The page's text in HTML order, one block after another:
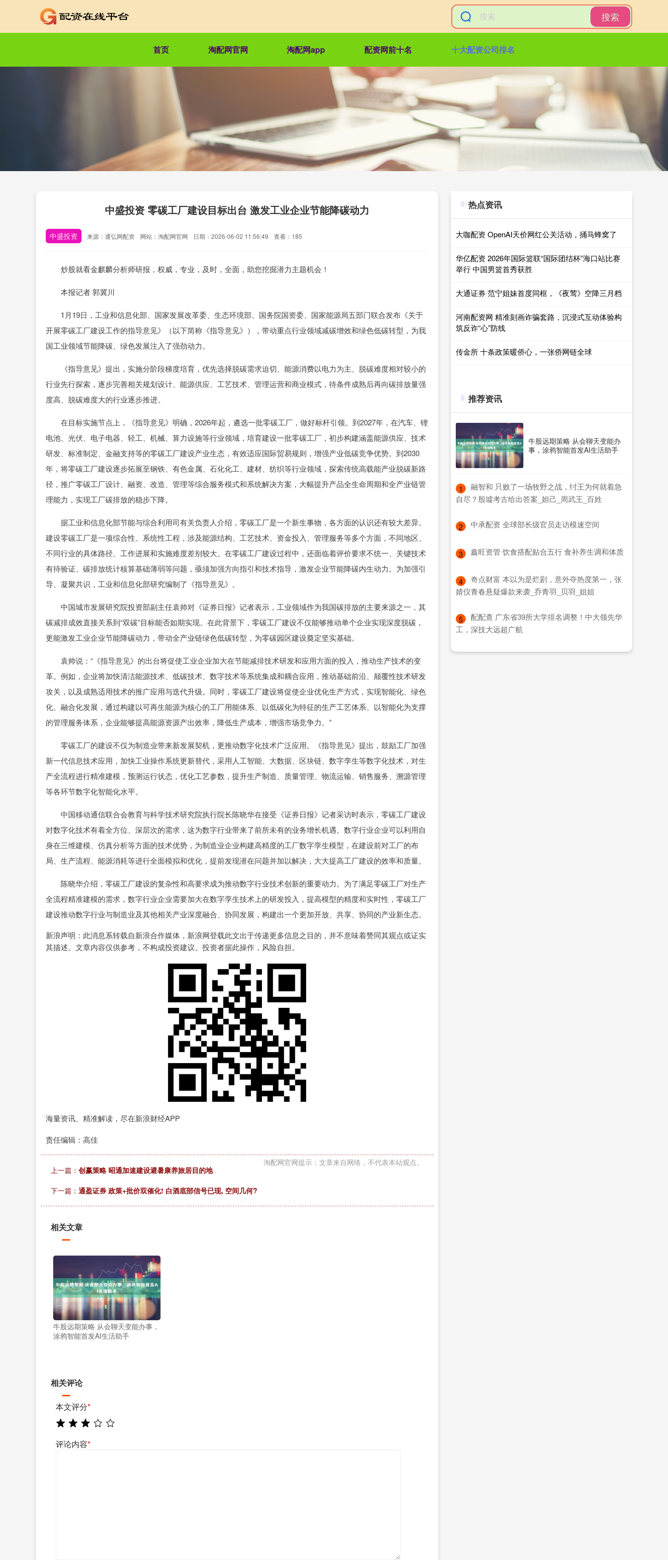
搜索
首页 淘配网官网 淘配网app 配资网前十名 十大配资公司排名
中盛投资 零碳工厂建设目标出台 激发工业企业节能降碳动力
中盛投资 来源：通弘网配资 网站：淘配网官网 日期：2026-06-02 11:56:49 查看：185
炒股就看金麒麟分析师研报，权威，专业，及时，全面，助您挖掘潜力主题机会！
本报记者 郭冀川
1月19日，工业和信息化部、国家发展改革委、生态环境部、国务院国资委、国家能源局五部门联合发布《关于
开展零碳工厂建设工作的指导意见》（以下简称《指导意见》），带动重点行业领域减碳增效和绿色低碳转型，为我
国工业领域节能降碳、绿色发展注入了强劲动力。
《指导意见》提出，实施分阶段梯度培育，优先选择脱碳需求迫切、能源消费以电力为主、脱碳难度相对较小的
行业先行探索，逐步完善相关规划设计、能源供应、工艺技术、管理运营和商业模式，待条件成熟后再向碳排放量强
度高、脱碳难度大的行业逐步推进。
在目标实施节点上，《指导意见》明确，2026年起，遴选一批零碳工厂，做好标杆引领。到2027年，在汽车、锂
电池、光伏、电子电器、轻工、机械、算力设施等行业领域，培育建设一批零碳工厂，初步构建涵盖能源供应、技术
研发、标准制定、金融支持等的零碳工厂建设产业生态，有效适应国际贸易规则，增强产业低碳竞争优势。到2030
年，将零碳工厂建设逐步拓展至钢铁、有色金属、石化化工、建材、纺织等行业领域，探索传统高载能产业脱碳新路
径，推广零碳工厂设计、融资、改造、管理等综合服务模式和系统解决方案，大幅提升产品全生命周期和全产业链管
理能力，实现工厂碳排放的稳步下降。
据工业和信息化部节能与综合利用司有关负责人介绍，零碳工厂是一个新生事物，各方面的认识还有较大差异。
建设零碳工厂是一项综合性、系统性工程，涉及能源结构、工艺技术、资金投入、管理服务等多个方面，不同地区、
不同行业的具体路径、工作进展和实施难度差别较大。在零碳工厂建设过程中，还面临着评价要求不统一、关键技术
有待验证、碳排放统计核算基础薄弱等问题，亟须加强方向指引和技术指导，激发企业节能降碳内生动力。为加强引
导、凝聚共识，工业和信息化部研究编制了《指导意见》。
中国城市发展研究院投资部副主任袁帅对《证券日报》记者表示，工业领域作为我国碳排放的主要来源之一，其
碳减排成效直接关系到“双碳”目标能否如期实现。在此背景下，零碳工厂建设不仅能够推动单个企业实现深度脱碳，
更能激发工业企业节能降碳动力，带动全产业链绿色低碳转型，为零碳园区建设奠定坚实基础。
袁帅说：“《指导意见》的出台将促使工业企业加大在节能减排技术研发和应用方面的投入，推动生产技术的变
革。例如，企业将加快清洁能源技术、低碳技术、数字技术等系统集成和耦合应用，推动基础前沿、颠覆性技术研发
攻关，以及成熟适用技术的推广应用与迭代升级。同时，零碳工厂建设将促使企业优化生产方式，实现智能化、绿色
化、融合化发展，通过构建以可再生能源为核心的工厂用能体系、以低碳化为特征的生产工艺体系、以智能化为支撑
的管理服务体系，企业能够提高能源资源产出效率，降低生产成本，增强市场竞争力。”
零碳工厂的建设不仅为制造业带来新发展契机，更推动数字化技术广泛应用。《指导意见》提出，鼓励工厂加强
新一代信息技术应用，加快工业操作系统更新替代，采用人工智能、大数据、区块链、数字孪生等数字化技术，对生
产全流程进行精准建模，预测运行状态，优化工艺参数，提升生产制造、质量管理、物流运输、销售服务、溯源管理
等各环节数字化智能化水平。
中国移动通信联合会教育与科学技术研究院执行院长陈晓华在接受《证券日报》记者采访时表示，零碳工厂建设
对数字化技术有着全方位、深层次的需求，这为数字行业带来了前所未有的业务增长机遇。数字行业企业可以利用自
身在三维建模、仿真分析等方面的技术优势，为制造业企业构建高精度的工厂数字孪生模型，在建设前对工厂的布
局、生产流程、能源消耗等进行全面模拟和优化，提前发现潜在问题并加以解决，大大提高工厂建设的效率和质量。
陈晓华介绍，零碳工厂建设的复杂性和高要求成为推动数字行业技术创新的重要动力。为了满足零碳工厂对生产
全流程精准建模的需求，数字行业企业需要加大在数字孪生技术上的研发投入，提高模型的精度和实时性，零碳工厂
建设推动数字行业与制造业及其他相关产业深度融合、协同发展，构建出一个更加开放、共享、协同的产业新生态。
新浪声明：此消息系转载自新浪合作媒体，新浪网登载此文出于传递更多信息之目的，并不意味着赞同其观点或证实
其描述。文章内容仅供参考，不构成投资建议。投资者据此操作，风险自担。
海量资讯、精准解读，尽在新浪财经APP
责任编辑：高佳
淘配网官网提示：文章来自网络，不代表本站观点。
上一篇： 创赢策略 昭通加速建设避暑康养旅居目的地
下一篇： 通盈证券 政策+批价双催化! 白酒底部信号已现, 空间几何?
相关文章
牛股远期策略 从会聊天变能办事，
涂鸦智能首发AI生活助手
相关评论
本文评分*
评论内容*
热点资讯
大咖配资 OpenAI天价网红公关活动，捅马蜂窝了
华亿配资 2026年国际篮联“国际团结杯”海口站比赛
举行 中国男篮首秀获胜
大通证券 范宁姐妹首度同框，《夜莺》空降三月档
河南配资网 精准刻画诈骗套路，沉浸式互动体验构
筑反诈“心”防线
传金所 十条政策暖侨心，一张侨网链全球
推荐资讯
牛股远期策略 从会聊天变能办
事，涂鸦智能首发AI生活助手
1
​融智和 只败了一场牧野之战，纣王为何就着急
自尽？殷墟考古给出答案_妲己_周武王_百姓
2 ​中承配资 全球部长级官员走访模速空间
3 ​鑫旺资管 饮食搭配贴合五行 食补养生调和体质
4
​奇点财富 本以为是烂剧，意外夺热度第一，张
婧仪青春悬疑爆款来袭_乔青羽_贝羽_姐姐
5
​配配查 广东省39所大学排名调整！中大领先华
工，深技大远超广航